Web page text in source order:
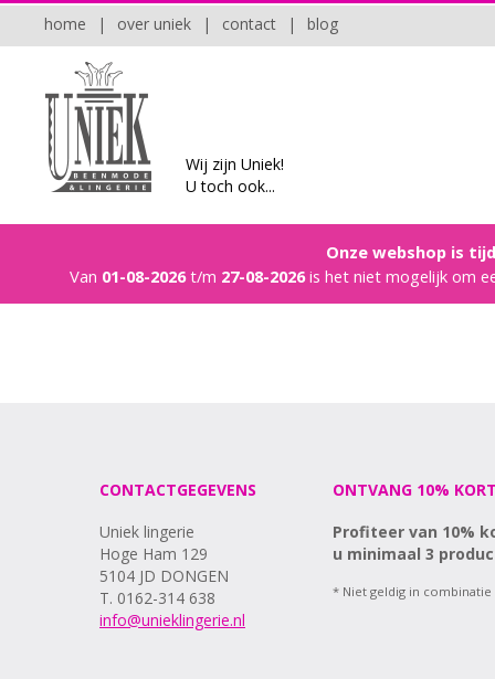
blog
|
contact
|
over uniek
|
home
Wij zijn Uniek!
U toch ook...
Onze webshop is
Van 01-08-2026t/m 27-08-2026is het niet mogelijk om
CONTACTGEGEVENS
Uniek lingerie
Hoge Ham 129
5104 JD DONGEN
T. 0162-314 638
info@unieklingerie.nl
ONTVANG 10%
Profiteer van 10%
u minimaal 3
* Niet geldig in